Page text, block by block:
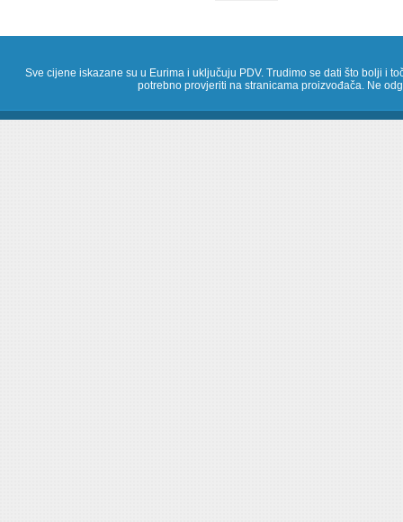
Sve cijene iskazane su u Eurima i uključuju PDV. Trudimo se dati što bolji i
potrebno provjeriti na stranicama proizvođača. Ne